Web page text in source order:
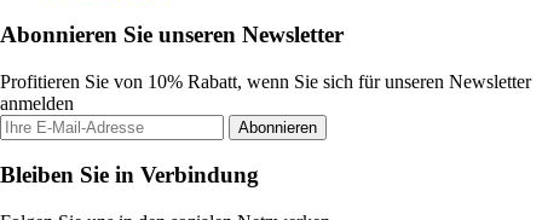
Abonnieren Sie unseren Newsletter
Profitieren Sie von 10% Rabatt, wenn Sie sich für unseren Newsletter
anmelden
Abonnieren
Bleiben Sie in Verbindung